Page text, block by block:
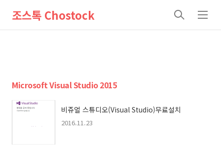
조스톡 Chostock
검
메
Microsoft Visual Studio 2015
비쥬얼 스튜디오(Visual Studio)무료설치
2016.11.23